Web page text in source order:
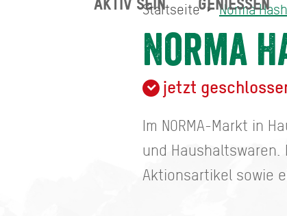
Startseite Norma
Norma
jetzt
Im NORMA-Markt in
und
Aktionsartikel sowie
Norma Hasham
AKTIV SEIN GENIESSEN